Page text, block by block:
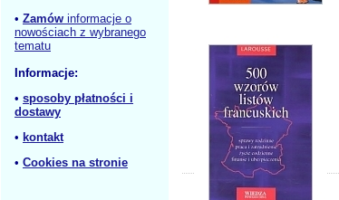
• Zamów informacje o
nowościach z wybranego
tematu
Informacje:
• sposoby płatności i
dostawy
• kontakt
• Cookies na stronie